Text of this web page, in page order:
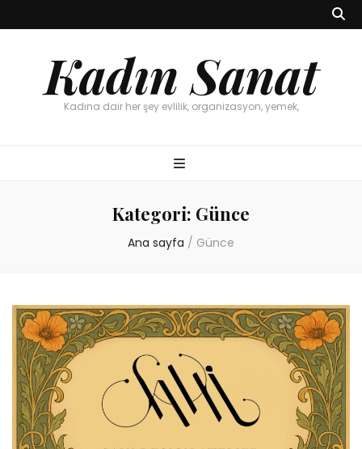
Kadın Sanat
Kadına dair her şey evlilik, organizasyon, yemek,
Kategori: Günce
Ana sayfa / Günce